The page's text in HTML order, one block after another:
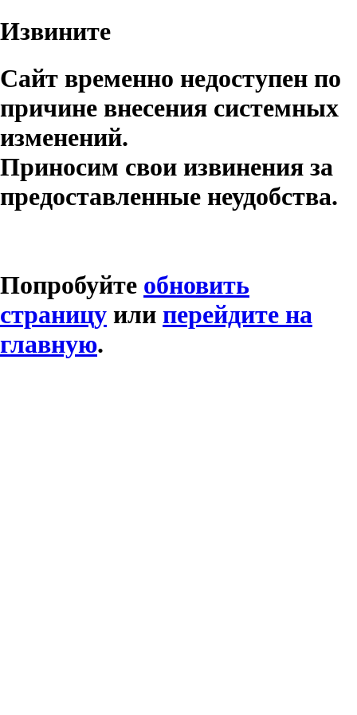
Извините
Сайт временно недоступен по
причине внесения системных
изменений.
Приносим свои извинения за
предоставленные неудобства.
Попробуйте обновить
страницу или перейдите на
главную.